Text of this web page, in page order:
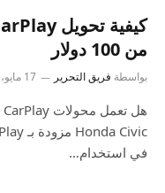
من 100 دولار
بواسطة فريق التحرير 17 مايو، 2024
في استخدام…